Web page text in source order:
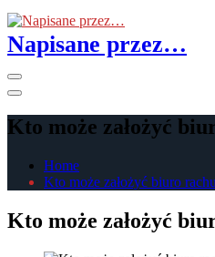
Skip
to
the
Napisane przez…
Kto może założyć
Home
Kto może założyć biuro
Kto może założyć